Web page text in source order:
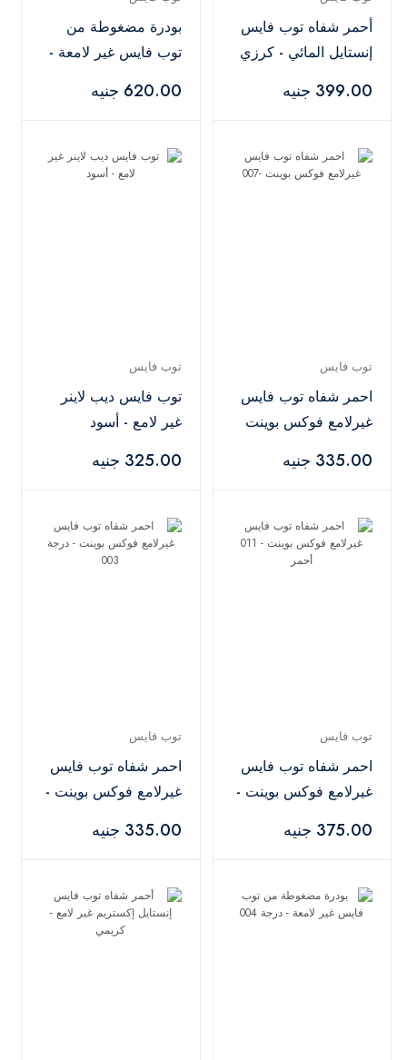
أحمر شفاه توب فايس
إنستايل المائي - كرزي
399.00 جنيه
بودرة مضغوطة من
توب فايس غير لامعة -
620.00 جنيه
توب فايس
احمر شفاه توب فايس
غيرلامع فوكس بوينت
335.00 جنيه
توب فايس
توب فايس ديب لاينر
غير لامع - أسود
325.00 جنيه
توب فايس
احمر شفاه توب فايس
غيرلامع فوكس بوينت -
375.00 جنيه
توب فايس
احمر شفاه توب فايس
غيرلامع فوكس بوينت -
335.00 جنيه